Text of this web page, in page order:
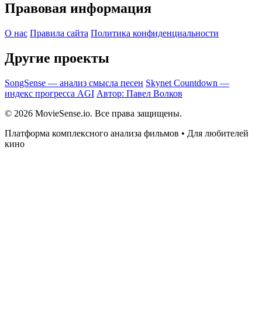
Правовая информация
О нас Правила сайта Политика конфиденциальности
Другие проекты
SongSense — анализ смысла песен Skynet Countdown —
индекс прогресса AGI Автор: Павел Волков
© 2026 MovieSense.io. Все права защищены.
Платформа комплексного анализа фильмов • Для любителей
кино